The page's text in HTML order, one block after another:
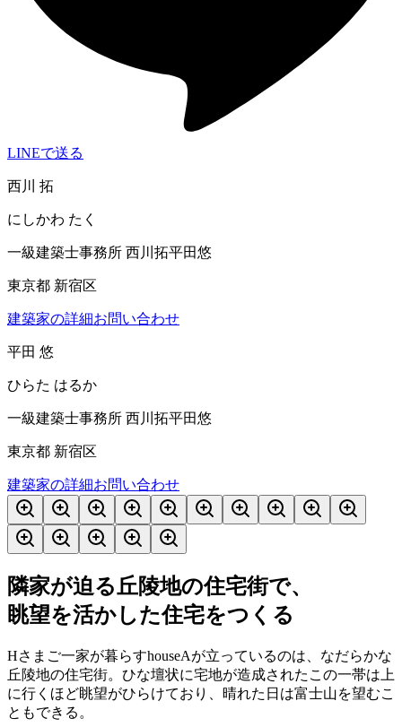
LINEで送る
西川 拓
にしかわ たく
一級建築士事務所 西川拓平田悠
東京都 新宿区
建築家の詳細お問い合わせ
平田 悠
ひらた はるか
一級建築士事務所 西川拓平田悠
東京都 新宿区
建築家の詳細お問い合わせ
隣家が迫る丘陵地の住宅街で、
眺望を活かした住宅をつくる
Hさまご一家が暮らすhouseAが立っているのは、なだらかな
丘陵地の住宅街。ひな壇状に宅地が造成されたこの一帯は上
に行くほど眺望がひらけており、晴れた日は富士山を望むこ
ともできる。